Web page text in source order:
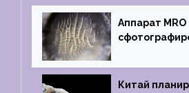
Аппарат MRO
на
Китай